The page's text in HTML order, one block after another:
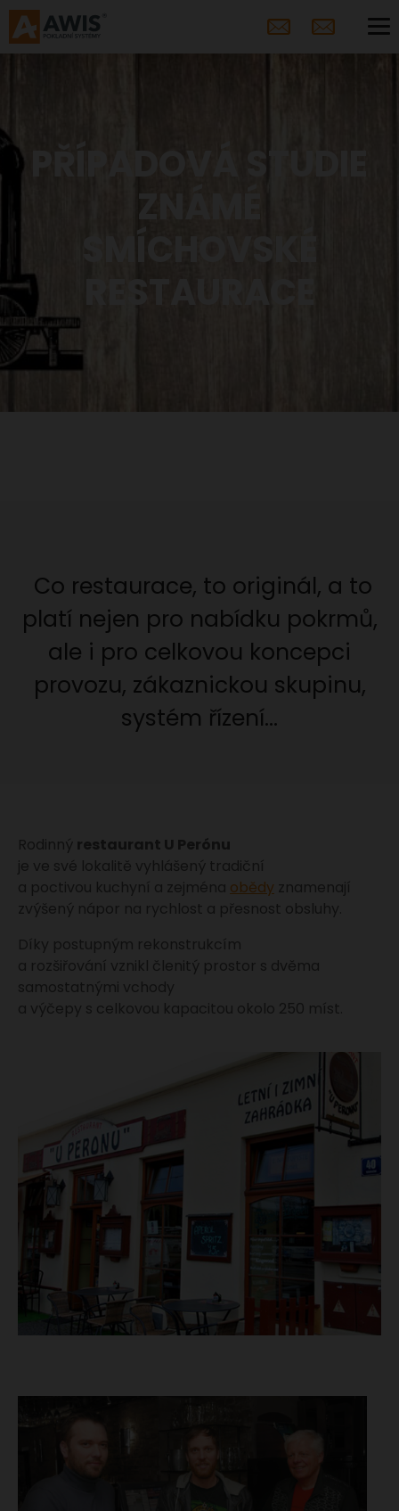
PŘÍPADOVÁ STUDIE
Co restaurace, to originál, a to
platí nejen pro nabídku pokrmů,
ale i pro celkovou koncepci
provozu, zákaznickou skupinu,
systém řízení…
Rodinný restaurant U Perónu
je ve své lokalitě vyhlášený tradiční
a poctivou kuchyní a zejména obědy znamenají
zvýšený nápor na rychlost a přesnost obsluhy.
Díky postupným rekonstrukcím
a rozšiřování vznikl členitý prostor s dvěma
samostatnými vchody
a výčepy s celkovou kapacitou okolo 250 míst.